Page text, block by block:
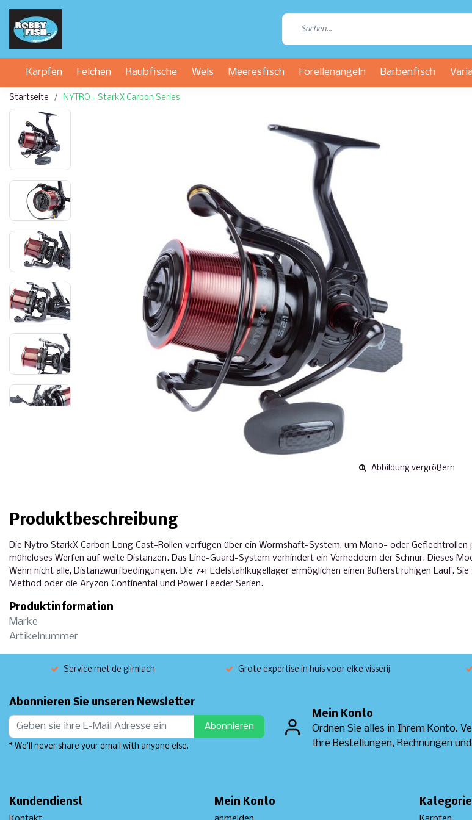
Karpfen Felchen Raubfische Wels Meeresfisch Forellenangeln Barbenfisch Varia
Startseite NYTRO - StarkX Carbon Series
Abbildung vergrößern
Produktbeschreibung
Die Nytro StarkX Carbon Long Cast-Rollen verfügen über ein Wormshaft-System, um Mono- oder
müheloses Werfen auf weite Distanzen. Das Line-Guard-System verhindert ein Verheddern der Schnur. Dieses
Wenn nicht alle, Distanzwurfbedingungen. Die 7+1 Edelstahlkugellager ermöglichen einen äußerst ruhigen Lauf.
Method oder die Aryzon Continental und Power Feeder Serien.
Produktinformation
Marke
Artikelnummer
Service met de glimlach Grote expertise in huis voor elke visserij
Abonnieren Sie unseren Newsletter
Abonnieren
* We'll never share your email with anyone else.
Mein Konto
Ordnen Sie alles in Ihrem Konto.
Ihre Bestellungen, Rechnungen
Kundendienst Mein Konto